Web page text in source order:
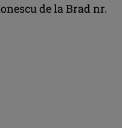
de la Brad nr.